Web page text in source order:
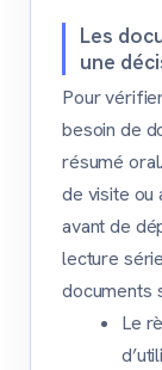
Les
une
Pour
besoin de
résumé
de visite ou
avant de
lecture
documents
Le